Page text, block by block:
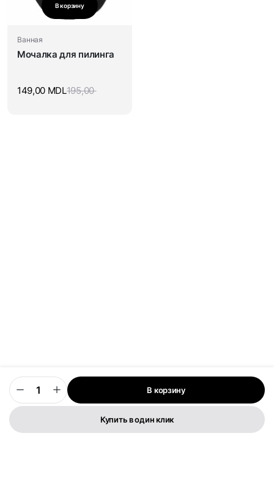
В корзину
Купить в один клик
В корзину
Ванная
Мочалка для пилинга
195,00
149,00 MDL